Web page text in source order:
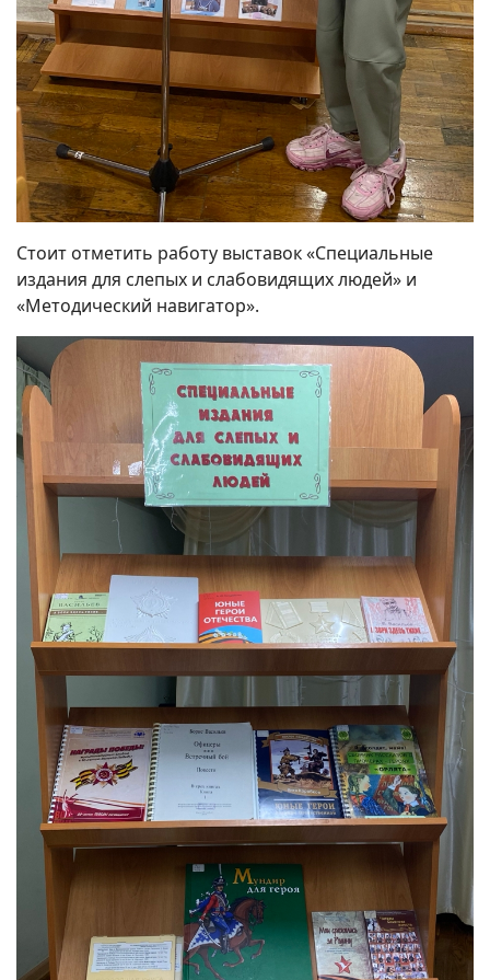
Стоит отметить работу выставок «Специальные
издания для слепых и слабовидящих людей» и
«Методический навигатор».